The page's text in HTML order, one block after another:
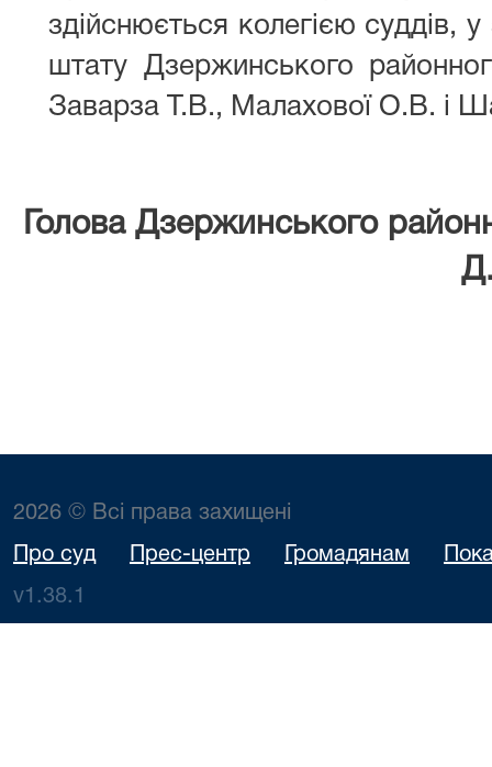
здійснюється колегією суддів,
штату Дзержинського
Заварза Т.В., Малахової О.В. і
Голова Дзержинського
Д.В.
2026 © Всі права захищені
Про суд Прес-центр Громадянам
v1.38.1